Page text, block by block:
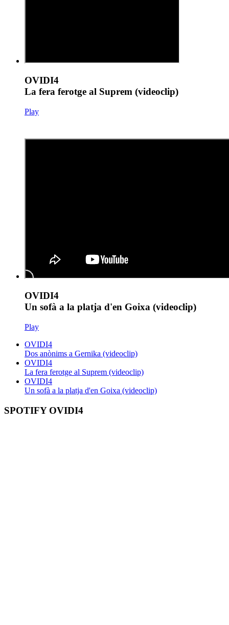
OVIDI4
La fera ferotge al Suprem (videoclip)
Play
OVIDI4
Un sofà a la platja d'en Goixa (videoclip)
Play
OVIDI4
Dos anònims a Gernika (videoclip)
OVIDI4
La fera ferotge al Suprem (videoclip)
OVIDI4
Un sofà a la platja d'en Goixa (videoclip)
SPOTIFY OVIDI4